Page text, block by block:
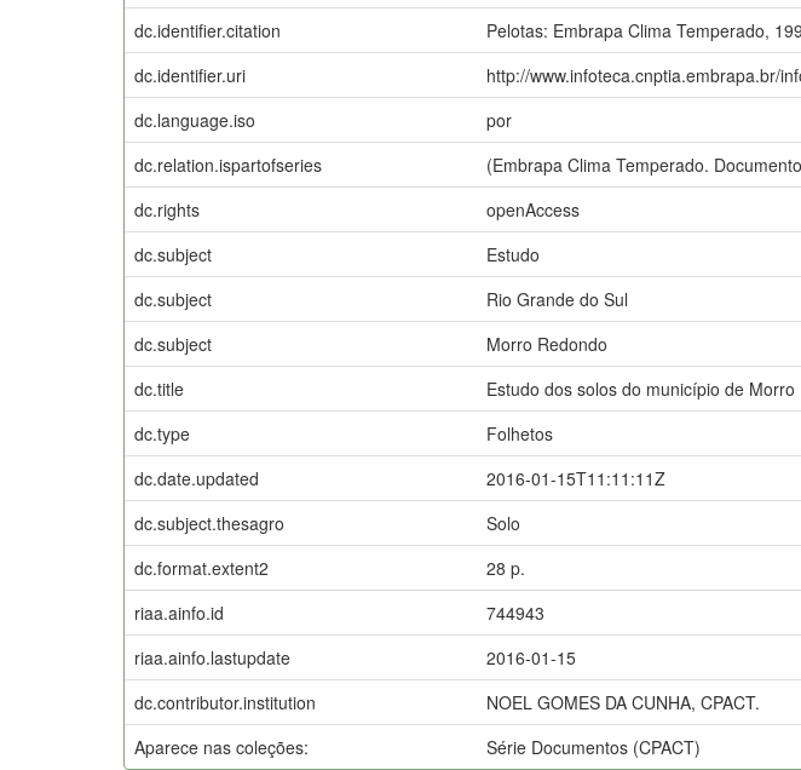
dc.identifier.citation
Pelotas: Embrapa Clima Temperado,
dc.identifier.uri
http://www.infoteca.cnptia.embrapa.br/
dc.language.iso
por
dc.relation.ispartofseries
(Embrapa Clima Temperado.
dc.rights
openAccess
dc.subject
Estudo
dc.subject
Rio Grande do Sul
dc.subject
Morro Redondo
dc.title
Estudo dos solos do município de Morro
dc.type
Folhetos
dc.date.updated
2016-01-15T11:11:11Z
dc.subject.thesagro
Solo
dc.format.extent2
28 p.
riaa.ainfo.id
744943
riaa.ainfo.lastupdate
2016-01-15
dc.contributor.institution
NOEL GOMES DA CUNHA, CPACT.
Aparece nas coleções:
Série Documentos (CPACT)